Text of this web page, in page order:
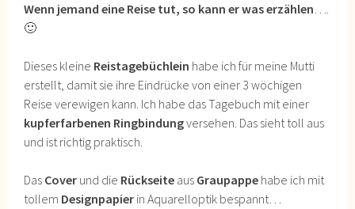
Wenn jemand eine Reise tut, so kann er was erzählen….
🙂
Dieses kleine Reistagebüchlein habe ich für meine Mutti
erstellt, damit sie ihre Eindrücke von einer 3 wöchigen
Reise verewigen kann. Ich habe das Tagebuch mit einer
kupferfarbenen Ringbindungversehen. Das sieht toll aus
und ist richtig praktisch.
Das Cover und die Rückseite aus Graupappe habe ich mit
tollem Designpapier in Aquarelloptik bespannt…